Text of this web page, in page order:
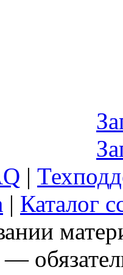
|
| Каталог